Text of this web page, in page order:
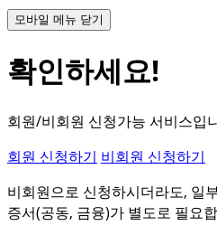
모바일 메뉴 닫기
확인하세요!
회원/비회원 신청가능 서비스입
회원 신청하기 비회원 신청하기
비회원으로 신청하시더라도, 일
증서(공동, 금융)가 별도로 필요